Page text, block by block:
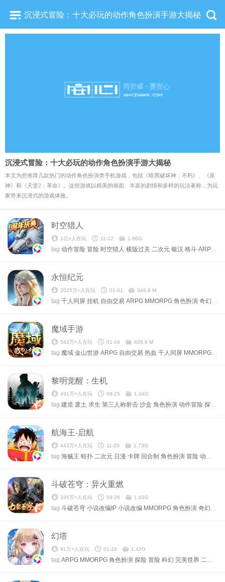
沉浸式冒险：十大必玩的动作角色扮演手游大揭秘
沉浸式冒险：十大必玩的动作角色扮演手游大揭秘
本文为您推荐几款热门的动作角色扮演类手机游戏，包括《暗黑破坏神：不朽》、《原
神》和《天堂2：革命》。这些游戏以精美的画面、丰富的剧情和多样的玩法著称，为玩
家带来沉浸式的游戏体验。
时空猎人
1亿+人在玩 11-12 1.86G
tag 动作冒险 冒险 时空猎人 横版过关 二次元 银汉 格斗 ARPG
永恒纪元
2025万+人在玩 01-01 346.9 M
tag 千人同屏 挂机 自由交易 ARPG MMORPG 角色扮演 奇幻 三七
魔域手游
543万+人在玩 01-04 828.6 M
tag 魔域 金山世游 ARPG 自由交易 热血 千人同屏 MMORPG 角
黎明觉醒：生机
491万+人在玩 09-25 1.44G
tag 建造 废土 求生 第三人称射击 沙盒 角色扮演 动作冒险 探险
航海王-启航
443万+人在玩 11-20 1.73G
tag 海贼王 蛙扑 二次元 日漫 卡牌 回合制 角色扮演 冒险 动漫改编
斗破苍穹：异火重燃
335万+人在玩 09-26 1.83G
tag 斗破苍穹 小说改编IP 小说改编 MMORPG 角色扮演 奇幻 动
幻塔
91万+人在玩 01-16 1.42G
tag ARPG MMORPG 角色扮演 探险 冒险 科幻 完美世界 二次元